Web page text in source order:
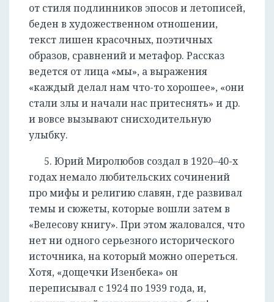
от стиля подлинников эпосов и летописей,
беден в художественном отношении,
текст лишен красочных, поэтичных
образов, сравнений и метафор. Рассказ
ведется от лица «мы», а выражения
«каждый делал нам что-то хорошее», «они
стали злы и начали нас притеснять» и др.
и вовсе вызывают снисходительную
улыбку.
5. Юрий Миролюбов создал в 1920–40-х
годах немало любительских сочинений
про мифы и религию славян, где развивал
темы и сюжеты, которые вошли затем в
«Велесову книгу». При этом жаловался, что
нет ни одного серьезного исторического
источника, на который можно опереться.
Хотя, «дощечки Изенбека» он
переписывал с 1924 по 1939 года, и,